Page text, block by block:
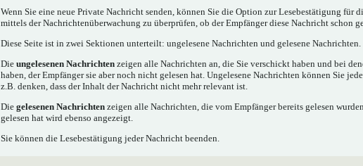
Wenn Sie eine neue Private Nachricht senden, können Sie die Option zur Lesebestätigung für
mittels der Nachrichtenüberwachung zu überprüfen, ob der Empfänger diese Nachricht schon
Diese Seite ist in zwei Sektionen unterteilt: ungelesene Nachrichten und gelesene Nachrichten.
Die ungelesenen Nachrichten zeigen alle Nachrichten an, die Sie verschickt haben und bei
haben, der Empfänger sie aber noch nicht gelesen hat. Ungelesene Nachrichten können Sie
z.B. denken, dass der Inhalt der Nachricht nicht mehr relevant ist.
Die gelesenen Nachrichten zeigen alle Nachrichten, die vom Empfänger bereits gelesen
gelesen hat wird ebenso angezeigt.
Sie können die Lesebestätigung jeder Nachricht beenden.